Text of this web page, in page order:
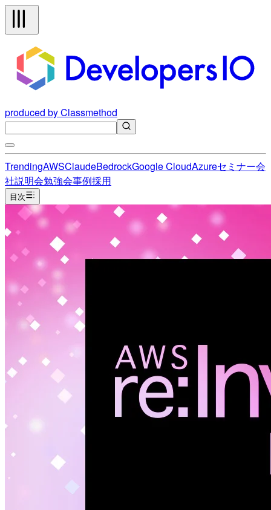
produced by Classmethod
TrendingAWSClaudeBedrockGoogle CloudAzureセミナー会
社説明会勉強会事例採用
目次